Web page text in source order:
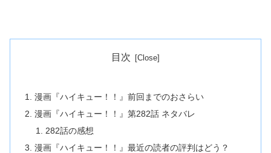
目次
漫画『ハイキュー！！』前回までのおさらい
漫画『ハイキュー！！』第282話 ネタバレ
282話の感想
漫画『ハイキュー！！』最近の読者の評判はどう？